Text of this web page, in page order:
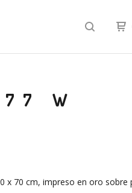
W
x 70 cm, impreso en oro sobre